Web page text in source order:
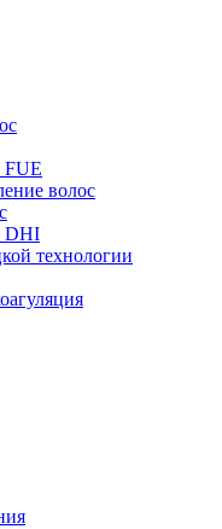
FUE
волос
DHI
технологии